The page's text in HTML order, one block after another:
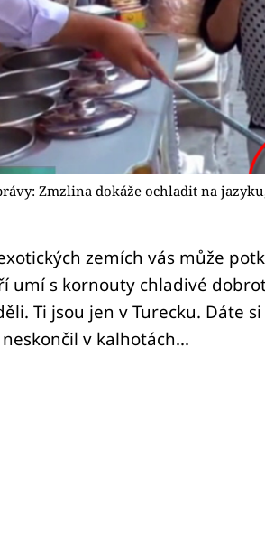
Zmzlina dokáže ochladit na
zemích vás může
umí s kornouty chladivé
Ti jsou jen v Turecku. Dáte si
v kalhotách...